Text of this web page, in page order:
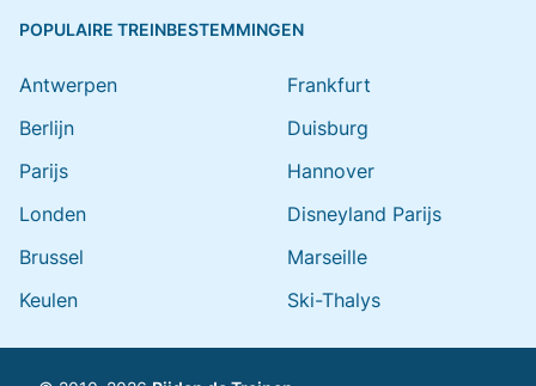
POPULAIRE TREINBESTEMMINGEN
Antwerpen
Berlijn
Parijs
Londen
Brussel
Keulen
Frankfurt
Duisburg
Hannover
Disneyland Parijs
Marseille
Ski-Thalys